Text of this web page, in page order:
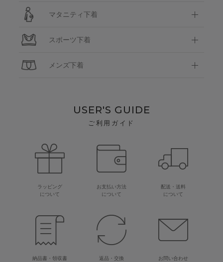
マタニティ下着
スポーツ下着
メンズ下着
USER'S GUIDE
ご利用ガイド
ラッピング
について
お支払い方法
について
配送・送料
について
納品書・領収書
返品・交換
お問い合わせ